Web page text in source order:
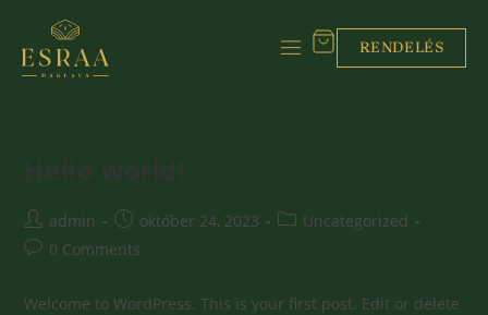
RENDELÉS
admin október 24, 2023
Uncategorized
0 Comments
Welcome to WordPress. This is your first post. Edit or delete